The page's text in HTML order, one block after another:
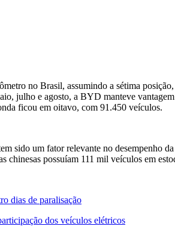
no Brasil, assumindo a sétima
julho e agosto, a BYD manteve
ficou em oitavo, com 91.450 veículos.
sido um fator relevante no desempenho
chinesas possuíam 111 mil veículos em
dias de paralisação
dos veículos elétricos